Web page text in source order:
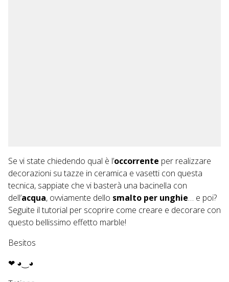
Se vi state chiedendo qual è l’occorrente per realizzare
decorazioni su tazze in ceramica e vasetti con questa
tecnica, sappiate che vi basterà una bacinella con
dell’acqua, ovviamente dello smalto per unghie… e poi?
Seguite il tutorial per scoprire come creare e decorare con
questo bellissimo effetto marble!
Besitos
❤ ◕‿◕